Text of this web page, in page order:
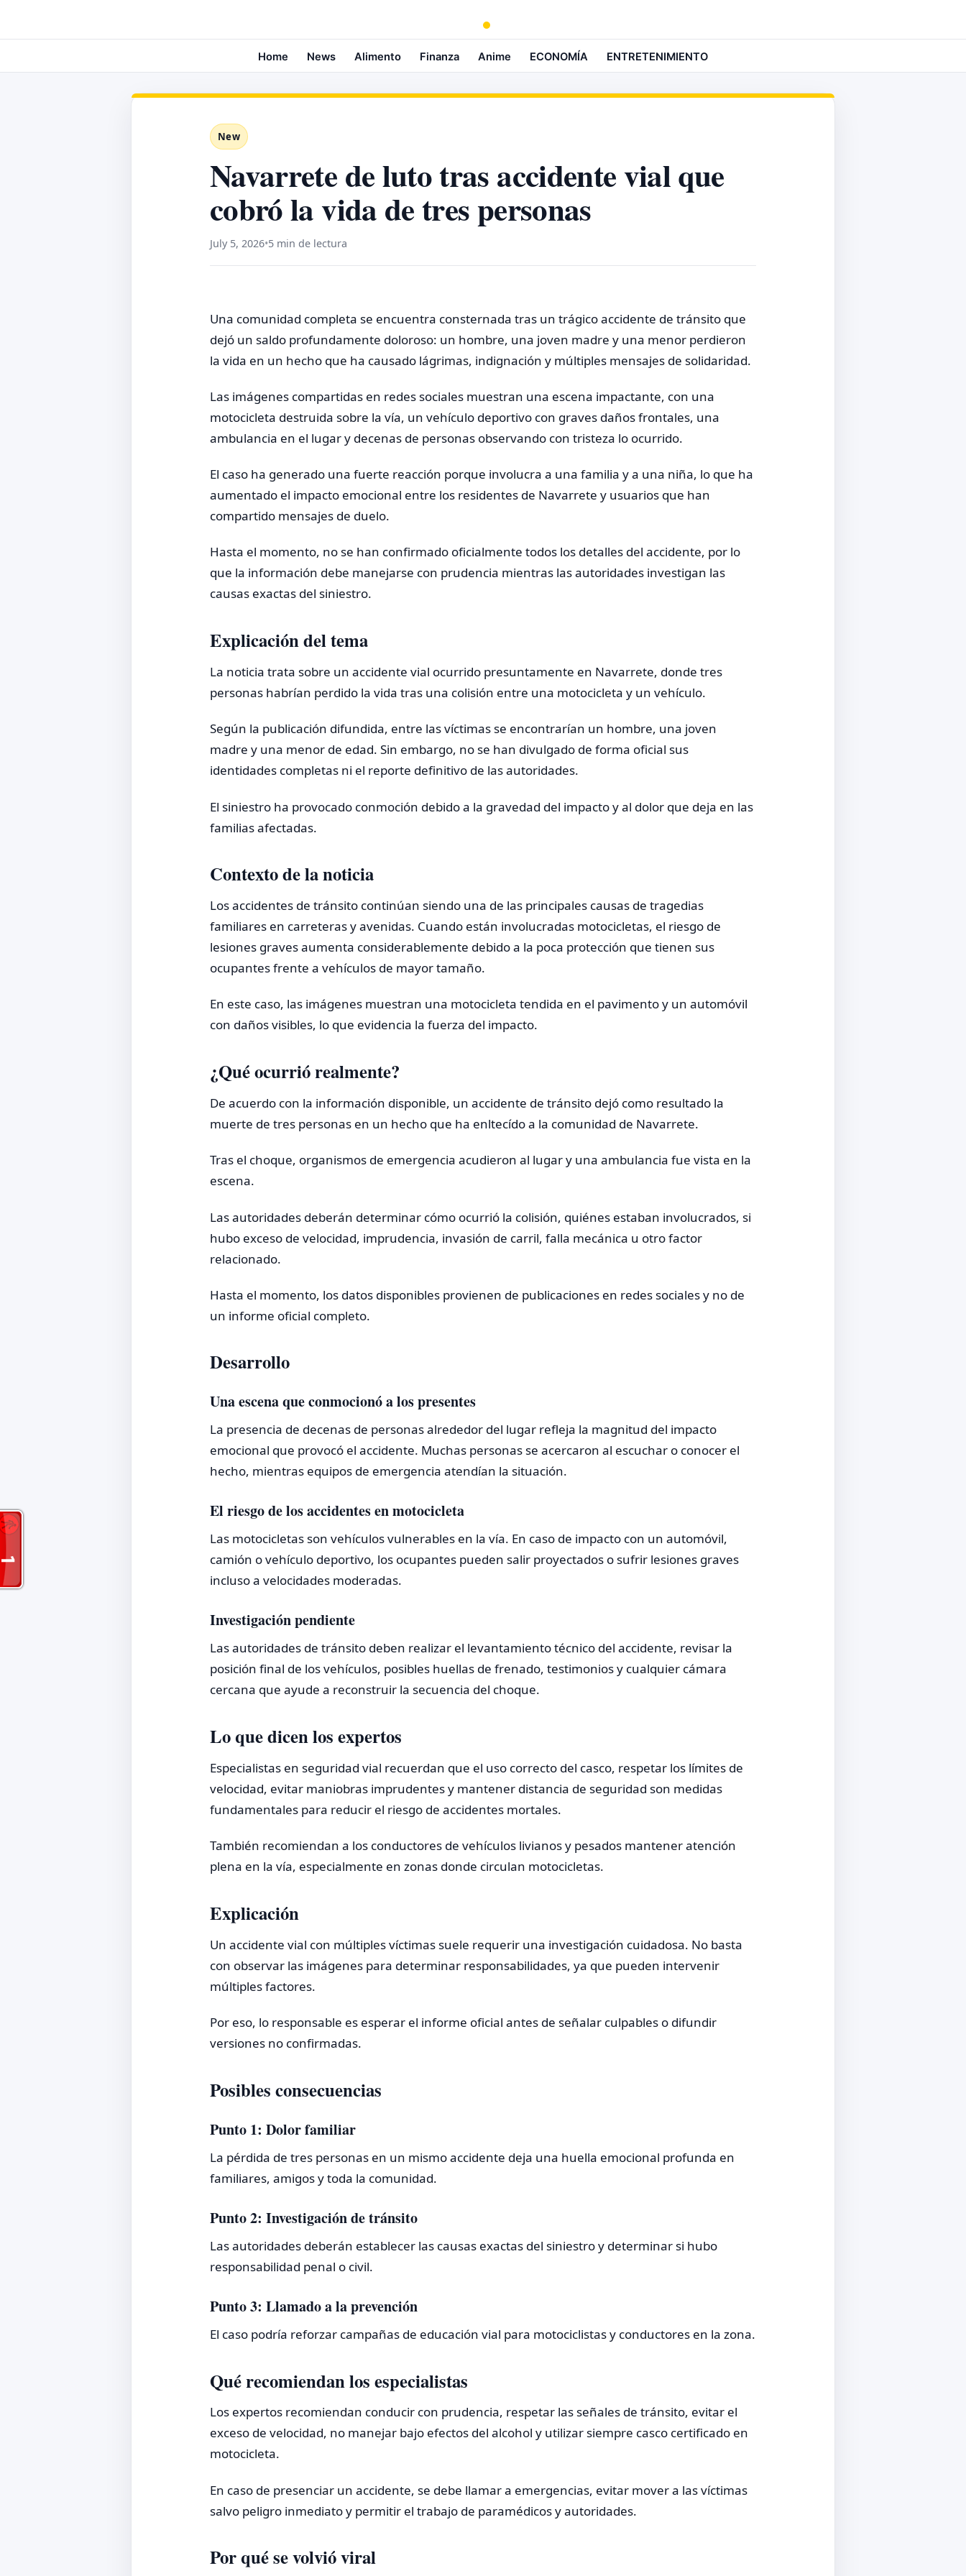
Home News Alimento Finanza Anime ECONOMÍA ENTRETENIMIENTO
New
Navarrete de luto tras accidente vial que
cobró la vida de tres personas
July 5, 2026•5 min de lectura
Una comunidad completa se encuentra consternada tras un trágico accidente de tránsito que
dejó un saldo profundamente doloroso: un hombre, una joven madre y una menor perdieron
la vida en un hecho que ha causado lágrimas, indignación y múltiples mensajes de solidaridad.
Las imágenes compartidas en redes sociales muestran una escena impactante, con una
motocicleta destruida sobre la vía, un vehículo deportivo con graves daños frontales, una
ambulancia en el lugar y decenas de personas observando con tristeza lo ocurrido.
El caso ha generado una fuerte reacción porque involucra a una familia y a una niña, lo que ha
aumentado el impacto emocional entre los residentes de Navarrete y usuarios que han
compartido mensajes de duelo.
Hasta el momento, no se han confirmado oficialmente todos los detalles del accidente, por lo
que la información debe manejarse con prudencia mientras las autoridades investigan las
causas exactas del siniestro.
Explicación del tema
La noticia trata sobre un accidente vial ocurrido presuntamente en Navarrete, donde tres
personas habrían perdido la vida tras una colisión entre una motocicleta y un vehículo.
Según la publicación difundida, entre las víctimas se encontrarían un hombre, una joven
madre y una menor de edad. Sin embargo, no se han divulgado de forma oficial sus
identidades completas ni el reporte definitivo de las autoridades.
El siniestro ha provocado conmoción debido a la gravedad del impacto y al dolor que deja en las
familias afectadas.
Contexto de la noticia
Los accidentes de tránsito continúan siendo una de las principales causas de tragedias
familiares en carreteras y avenidas. Cuando están involucradas motocicletas, el riesgo de
lesiones graves aumenta considerablemente debido a la poca protección que tienen sus
ocupantes frente a vehículos de mayor tamaño.
En este caso, las imágenes muestran una motocicleta tendida en el pavimento y un automóvil
con daños visibles, lo que evidencia la fuerza del impacto.
¿Qué ocurrió realmente?
De acuerdo con la información disponible, un accidente de tránsito dejó como resultado la
muerte de tres personas en un hecho que ha enltecído a la comunidad de Navarrete.
Tras el choque, organismos de emergencia acudieron al lugar y una ambulancia fue vista en la
escena.
Las autoridades deberán determinar cómo ocurrió la colisión, quiénes estaban involucrados, si
hubo exceso de velocidad, imprudencia, invasión de carril, falla mecánica u otro factor
relacionado.
Hasta el momento, los datos disponibles provienen de publicaciones en redes sociales y no de
un informe oficial completo.
Desarrollo
Una escena que conmocionó a los presentes
La presencia de decenas de personas alrededor del lugar refleja la magnitud del impacto
emocional que provocó el accidente. Muchas personas se acercaron al escuchar o conocer el
hecho, mientras equipos de emergencia atendían la situación.
El riesgo de los accidentes en motocicleta
Las motocicletas son vehículos vulnerables en la vía. En caso de impacto con un automóvil,
camión o vehículo deportivo, los ocupantes pueden salir proyectados o sufrir lesiones graves
incluso a velocidades moderadas.
Investigación pendiente
Las autoridades de tránsito deben realizar el levantamiento técnico del accidente, revisar la
posición final de los vehículos, posibles huellas de frenado, testimonios y cualquier cámara
cercana que ayude a reconstruir la secuencia del choque.
Lo que dicen los expertos
Especialistas en seguridad vial recuerdan que el uso correcto del casco, respetar los límites de
velocidad, evitar maniobras imprudentes y mantener distancia de seguridad son medidas
fundamentales para reducir el riesgo de accidentes mortales.
También recomiendan a los conductores de vehículos livianos y pesados mantener atención
plena en la vía, especialmente en zonas donde circulan motocicletas.
Explicación
Un accidente vial con múltiples víctimas suele requerir una investigación cuidadosa. No basta
con observar las imágenes para determinar responsabilidades, ya que pueden intervenir
múltiples factores.
Por eso, lo responsable es esperar el informe oficial antes de señalar culpables o difundir
versiones no confirmadas.
Posibles consecuencias
Punto 1: Dolor familiar
La pérdida de tres personas en un mismo accidente deja una huella emocional profunda en
familiares, amigos y toda la comunidad.
Punto 2: Investigación de tránsito
Las autoridades deberán establecer las causas exactas del siniestro y determinar si hubo
responsabilidad penal o civil.
Punto 3: Llamado a la prevención
El caso podría reforzar campañas de educación vial para motociclistas y conductores en la zona.
Qué recomiendan los especialistas
Los expertos recomiendan conducir con prudencia, respetar las señales de tránsito, evitar el
exceso de velocidad, no manejar bajo efectos del alcohol y utilizar siempre casco certificado en
motocicleta.
En caso de presenciar un accidente, se debe llamar a emergencias, evitar mover a las víctimas
salvo peligro inmediato y permitir el trabajo de paramédicos y autoridades.
Por qué se volvió viral